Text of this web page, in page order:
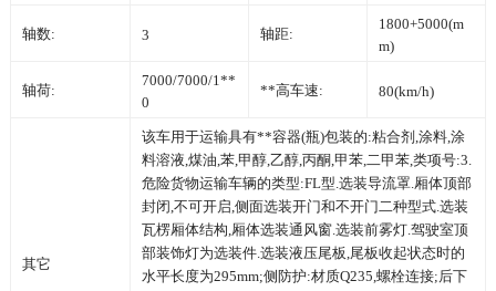
轴数: 3 轴距:
1800+5000(m
m)
轴荷:
7000/7000/1**
0
**高车速: 80(km/h)
其它
该车用于运输具有**容器(瓶)包装的:粘合剂,涂料,涂
料溶液,煤油,苯,甲醇,乙醇,丙酮,甲苯,二甲苯,类项号:3.
危险货物运输车辆的类型:FL型.选装导流罩.厢体顶部
封闭,不可开启,侧面选装开门和不开门二种型式.选装
瓦楞厢体结构,厢体选装通风窗.选装前雾灯.驾驶室顶
部装饰灯为选装件.选装液压尾板,尾板收起状态时的
水平长度为295mm;侧防护:材质Q235,螺栓连接;后下